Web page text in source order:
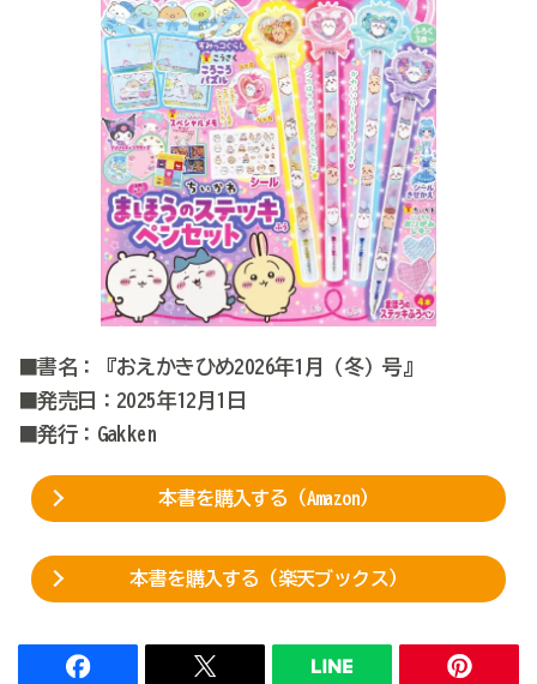
■書名：『おえかきひめ2026年1月（冬）号』
■発売日：2025年12月1日
■発行：Gakken
本書を購入する（Amazon）
本書を購入する（楽天ブックス）